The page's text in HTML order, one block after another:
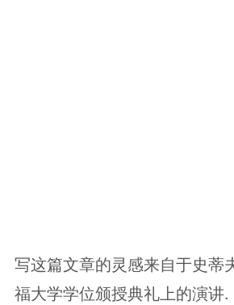
写这篇文章的灵感来自于史蒂
福大学学位颁授典礼上的演讲